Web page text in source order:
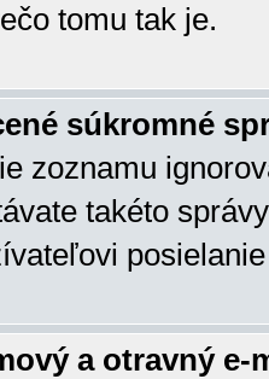
tomu tak je.
súkromné
zoznamu
takéto
a otravný e-